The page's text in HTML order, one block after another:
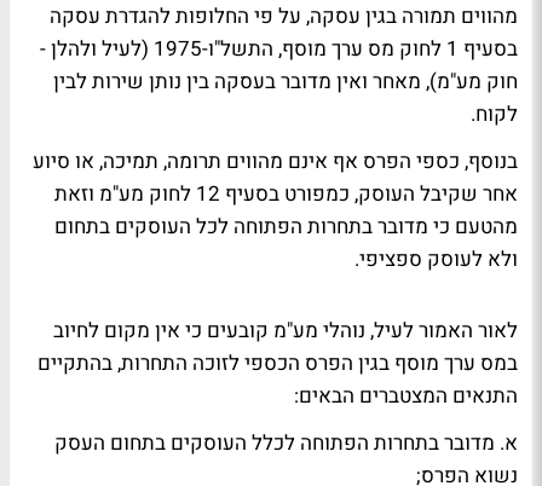
מהווים תמורה בגין עסקה, על פי החלופות להגדרת עסקה
בסעיף 1 לחוק מס ערך מוסף, התשל"ו-1975 (לעיל ולהלן -
חוק מע"מ), מאחר ואין מדובר בעסקה בין נותן שירות לבין
לקוח.
בנוסף, כספי הפרס אף אינם מהווים תרומה, תמיכה, או סיוע
אחר שקיבל העוסק, כמפורט בסעיף 12 לחוק מע"מ וזאת
מהטעם כי מדובר בתחרות הפתוחה לכל העוסקים בתחום
ולא לעוסק ספציפי.
לאור האמור לעיל, נוהלי מע"מ קובעים כי אין מקום לחיוב
במס ערך מוסף בגין הפרס הכספי לזוכה התחרות, בהתקיים
התנאים המצטברים הבאים:
א. מדובר בתחרות הפתוחה לכלל העוסקים בתחום העסק
נשוא הפרס;